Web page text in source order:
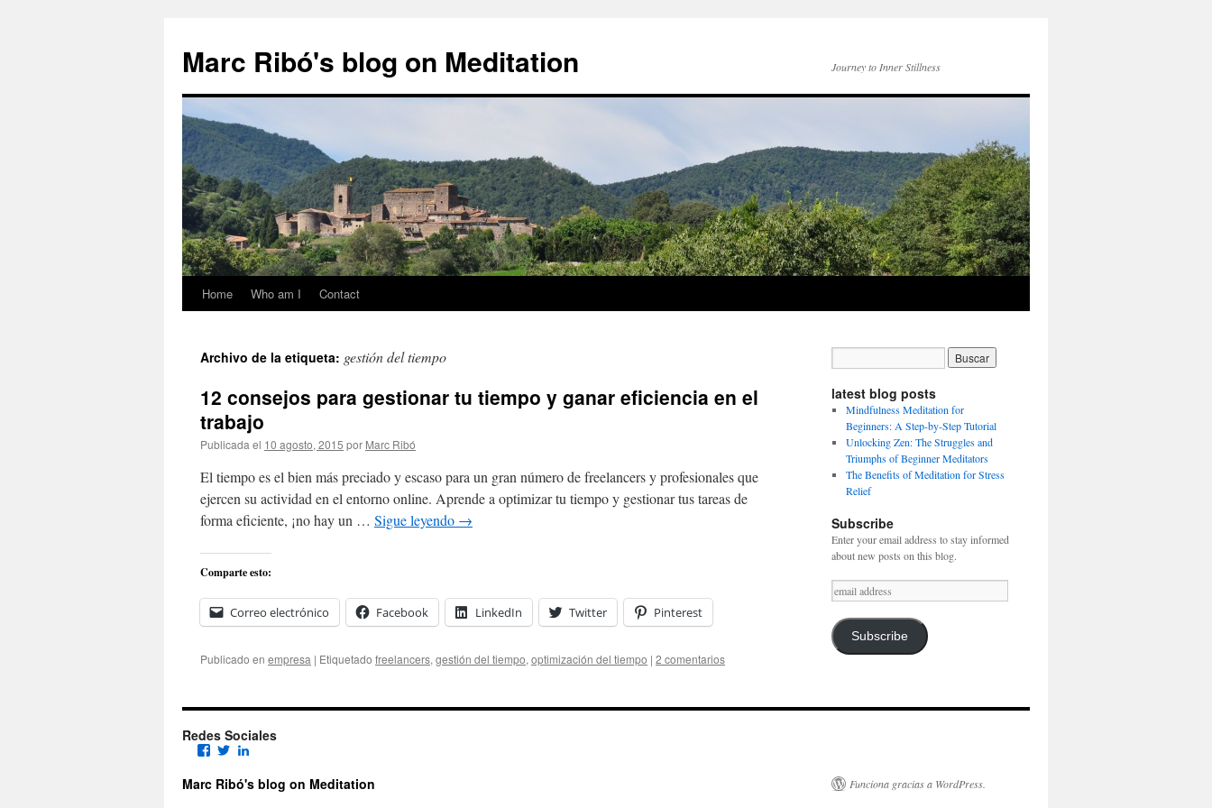
Marc Ribó's blog on Meditation Journey to Inner Stillness
Saltar
contenido
Home Who am I Contact
Archivo de la etiqueta: gestión del tiempo
12 consejos para gestionar tu tiempo y ganar eficiencia en el
trabajo
Publicada el 10 agosto, 2015 por Marc Ribó
El tiempo es el bien más preciado y escaso para un gran número de freelancers y profesionales que
ejercen su actividad en el entorno online. Aprende a optimizar tu tiempo y gestionar tus tareas de
forma eficiente, ¡no hay un … Sigue leyendo →
Comparte esto:
Correo electrónico Facebook LinkedIn Twitter Pinterest
Publicado en empresa | Etiquetado freelancers, gestión del tiempo, optimización del tiempo | 2 comentarios
latest blog posts
Mindfulness Meditation for
Beginners: A Step-by-Step Tutorial
Unlocking Zen: The Struggles and
Triumphs of Beginner Meditators
The Benefits of Meditation for Stress
Relief
Subscribe
Enter your email address to stay informed
about new posts on this blog.
email
address
Subscribe
Redes Sociales
Facebook
Twitter
Marc Ribó's blog on Meditation Funciona gracias a WordPress.